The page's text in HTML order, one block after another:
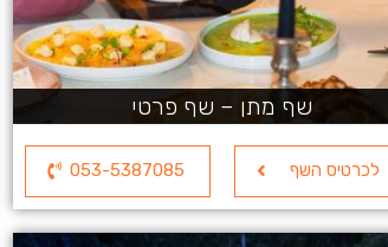
שף מתן – שף פרטי
לכרטיס השף 053-5387085